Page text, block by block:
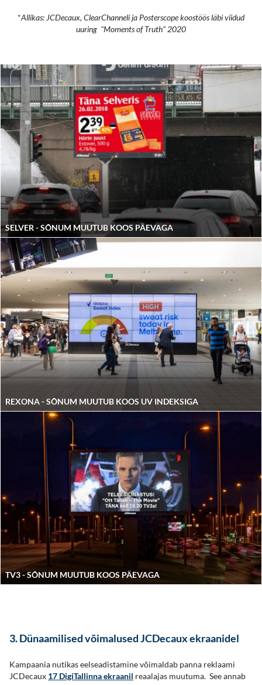
*Allikas: JCDecaux, ClearChanneli ja Posterscope koostöös läbi viidud
uuring "Moments of Truth" 2020
SELVER - SÕNUM MUUTUB KOOS PÄEVAGA
REXONA - SÕNUM MUUTUB KOOS UV INDEKSIGA
TV3 - SÕNUM MUUTUB KOOS PÄEVAGA
3. Dünaamilised võimalused JCDecaux ekraanidel
Kampaania nutikas eelseadistamine võimaldab panna reklaami
JCDecaux 17 DigiTallinna ekraanil reaalajas muutuma. See annab